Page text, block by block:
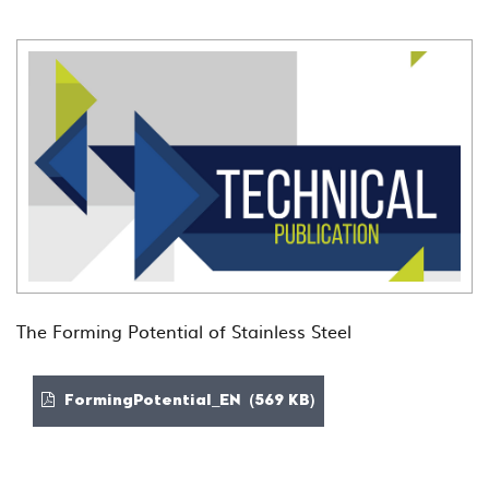
The Forming Potential of Stainless Steel
FormingPotential_EN (569 KB)